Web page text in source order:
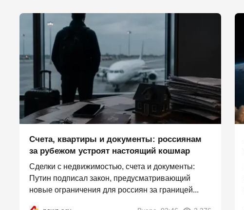
Счета, квартиры и документы: россиянам
за рубежом устроят настоящий кошмар
Сделки с недвижимостью, счета и документы:
Путин подписал закон, предусматривающий
новые ограничения для россиян за границей...